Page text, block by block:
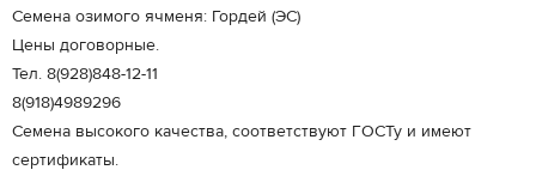
Семена озимого ячменя: Гордей (ЭС)
Цены договорные.
Тел. 8(928)848-12-11
8(918)4989296
Семена высокого качества, соответствуют ГОСТу и имеют
сертификаты.